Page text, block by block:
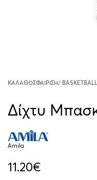
ΚΑΛΑΘΟΣΦΑΊΡΙΣΗ/ BASKETBALL
Δίχτυ
Amila
11.20€